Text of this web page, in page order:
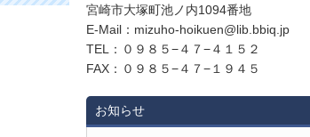
宮崎市大塚町池ノ内1094番地
E‐Mail：mizuho-hoikuen@lib.bbiq.jp
TEL：０９８５−４７−４１５２
FAX：０９８５−４７−１９４５
お知らせ